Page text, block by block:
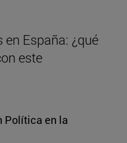
España: ¿qué
este
Política en la